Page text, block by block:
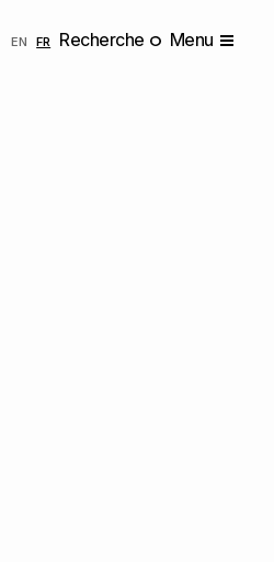
EN ENGLISH
FR FRANÇAIS
Recherche Menu